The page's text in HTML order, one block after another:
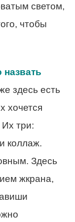
светом,
чтобы
здесь есть
хочется
Их три:
коллаж.
Здесь
жкрана,